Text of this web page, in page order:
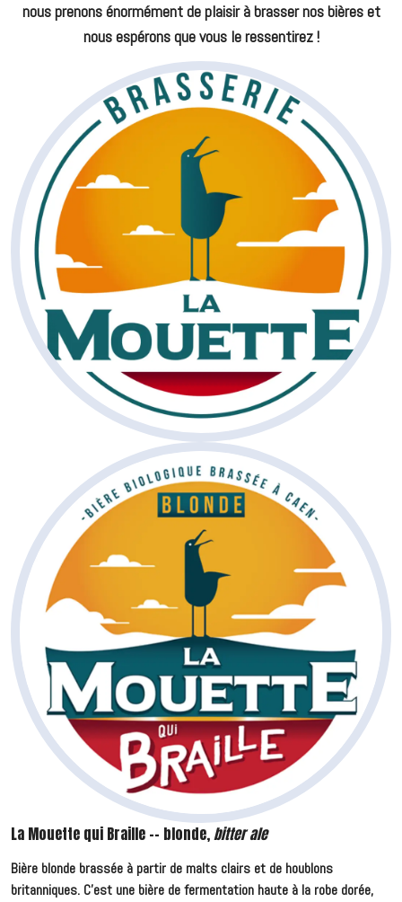
nous prenons énormément de plaisir à brasser nos bières et
nous espérons que vous le ressentirez !
La Mouette qui Braille -- blonde, bitter ale
Bière blonde brassée à partir de malts clairs et de houblons
britanniques. C'est une bière de fermentation haute à la robe dorée,